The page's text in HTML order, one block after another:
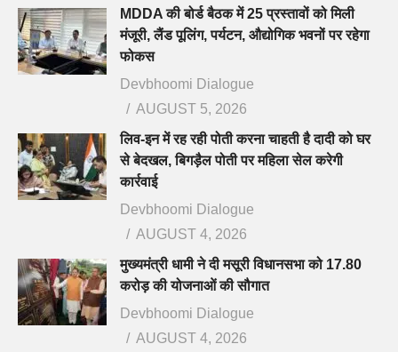
MDDA की बोर्ड बैठक में 25 प्रस्तावों को मिली
मंजूरी, लैंड पूलिंग, पर्यटन, औद्योगिक भवनों पर रहेगा
फोकस
Devbhoomi Dialogue
AUGUST 5, 2026
लिव-इन में रह रही पोती करना चाहती है दादी को घर
से बेदखल, बिगड़ैल पोती पर महिला सेल करेगी
कार्रवाई
Devbhoomi Dialogue
AUGUST 4, 2026
मुख्यमंत्री धामी ने दी मसूरी विधानसभा को 17.80
करोड़ की योजनाओं की सौगात
Devbhoomi Dialogue
AUGUST 4, 2026